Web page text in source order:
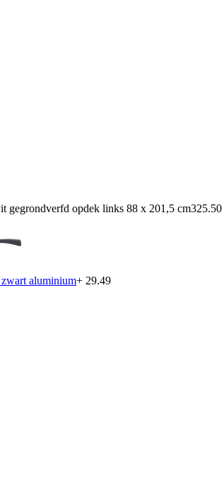
gegrondverfd opdek links 88 x 201,5 cm325.50
aluminium+ 29.49